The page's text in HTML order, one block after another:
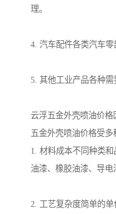
理。
4. 汽车配件各类汽车零
5. 其他工业产品各种需
云浮五金外壳喷油价格
五金外壳喷油价格受多
1. 材料成本不同种类
油漆、橡胶油漆、导电
2. 工艺复杂度简单的